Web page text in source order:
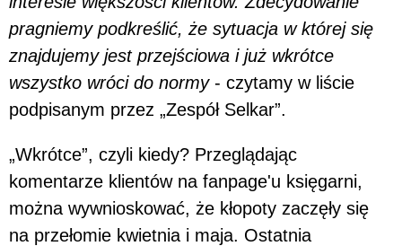
pragniemy podkreślić, że sytuacja w której się
znajdujemy jest przejściowa i już wkrótce
wszystko wróci do normy- czytamy w liście
podpisanym przez „Zespół Selkar”.
„Wkrótce”, czyli kiedy? Przeglądając
komentarze klientów na fanpage'u księgarni,
można wywnioskować, że kłopoty zaczęły się
na przełomie kwietnia i maja. Ostatnia